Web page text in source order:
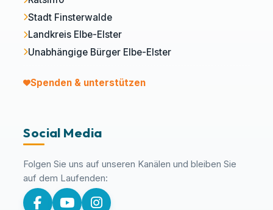
Stadt Finsterwalde
Landkreis Elbe-Elster
Unabhängige Bürger Elbe-Elster
Spenden & unterstützen
Social Media
Folgen Sie uns auf unseren Kanälen und bleiben Sie
auf dem Laufenden: